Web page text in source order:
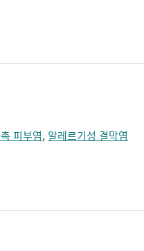
피부염, 알레르기성 결막염